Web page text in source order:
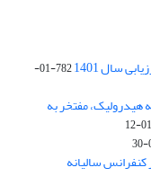
سال 1401
782-01-
مفتخر به
سالیانه